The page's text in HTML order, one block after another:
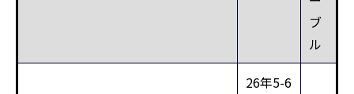
ブ
ル
26年5-6